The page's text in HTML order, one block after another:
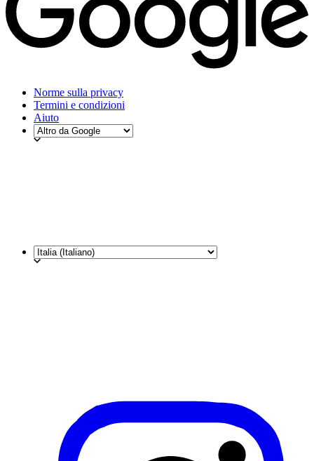
Norme sulla privacy
Termini e condizioni
Aiuto